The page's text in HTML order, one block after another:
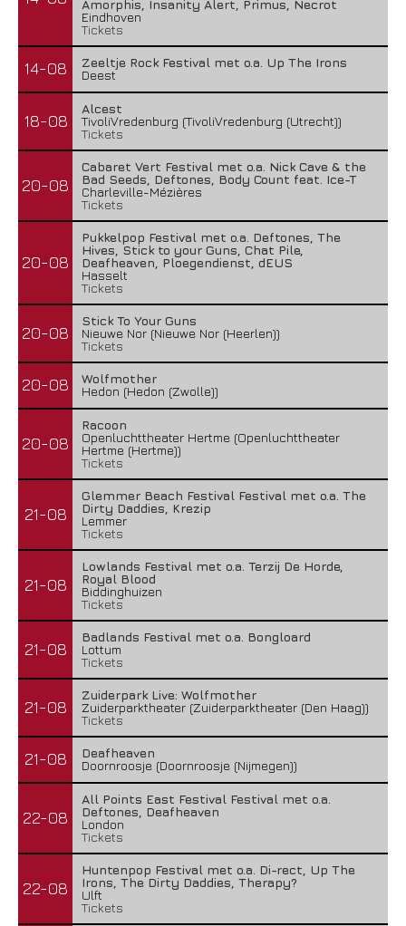
Amorphis, Insanity Alert, Primus, Necrot
Eindhoven
Tickets
14-08
Zeeltje Rock Festival met o.a. Up The Irons
Deest
18-08
Alcest
TivoliVredenburg (TivoliVredenburg (Utrecht))
Tickets
20-08
Cabaret Vert Festival met o.a. Nick Cave & the
Bad Seeds, Deftones, Body Count feat. Ice-T
Charleville-Mézières
Tickets
20-08
Pukkelpop Festival met o.a. Deftones, The
Hives, Stick to your Guns, Chat Pile,
Deafheaven, Ploegendienst, dEUS
Hasselt
Tickets
20-08
Stick To Your Guns
Nieuwe Nor (Nieuwe Nor (Heerlen))
Tickets
20-08
Wolfmother
Hedon (Hedon (Zwolle))
20-08
Racoon
Openluchttheater Hertme (Openluchttheater
Hertme (Hertme))
Tickets
21-08
Glemmer Beach Festival Festival met o.a. The
Dirty Daddies, Krezip
Lemmer
Tickets
21-08
Lowlands Festival met o.a. Terzij De Horde,
Royal Blood
Biddinghuizen
Tickets
21-08
Badlands Festival met o.a. Bongloard
Lottum
Tickets
21-08
Zuiderpark Live: Wolfmother
Zuiderparktheater (Zuiderparktheater (Den Haag))
Tickets
21-08
Deafheaven
Doornroosje (Doornroosje (Nijmegen))
22-08
All Points East Festival Festival met o.a.
Deftones, Deafheaven
London
Tickets
22-08
Huntenpop Festival met o.a. Di-rect, Up The
Irons, The Dirty Daddies, Therapy?
Ulft
Tickets